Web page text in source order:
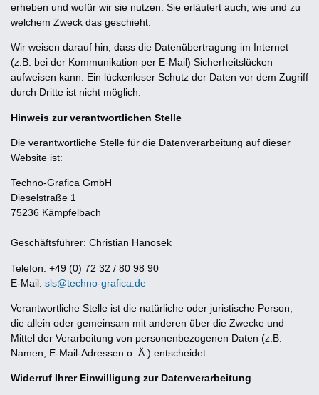
erheben und wofür wir sie nutzen. Sie erläutert auch, wie und zu
welchem Zweck das geschieht.
Wir weisen darauf hin, dass die Datenübertragung im Internet
(z.B. bei der Kommunikation per E-Mail) Sicherheitslücken
aufweisen kann. Ein lückenloser Schutz der Daten vor dem Zugriff
durch Dritte ist nicht möglich.
Hinweis zur verantwortlichen Stelle
Die verantwortliche Stelle für die Datenverarbeitung auf dieser
Website ist:
Techno-Grafica GmbH
Dieselstraße 1
75236 Kämpfelbach
Geschäftsführer: Christian Hanosek
Telefon: +49 (0) 72 32 / 80 98 90
E-Mail: sls@techno-grafica.de
Verantwortliche Stelle ist die natürliche oder juristische Person,
die allein oder gemeinsam mit anderen über die Zwecke und
Mittel der Verarbeitung von personenbezogenen Daten (z.B.
Namen, E-Mail-Adressen o. Ä.) entscheidet.
Widerruf Ihrer Einwilligung zur Datenverarbeitung